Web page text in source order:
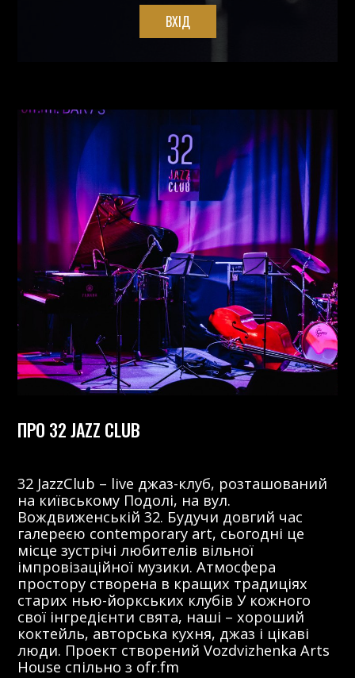
ВХІД
ПРО 32 JAZZ CLUB
32 JazzClub – live джаз-клуб, розташований
на київському Подолі, на вул.
Вождвиженській 32. Будучи довгий час
галереєю contemporary art, сьогодні це
місце зустрічі любителів вільної
імпровізаційної музики. Атмосфера
простору створена в кращих традиціях
старих нью-йоркських клубів У кожного
свої інгредієнти свята, наші – хороший
коктейль, авторська кухня, джаз і цікаві
люди. Проект створений Vozdvizhenka Arts
House спільно з ofr.fm